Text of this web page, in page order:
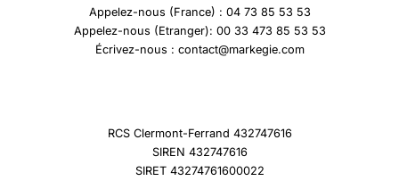
Appelez-nous (France) : 04 73 85 53 53
Appelez-nous (Etranger): 00 33 473 85 53 53
Écrivez-nous : contact@markegie.com
RCS Clermont-Ferrand 432747616
SIREN 432747616
SIRET 43274761600022